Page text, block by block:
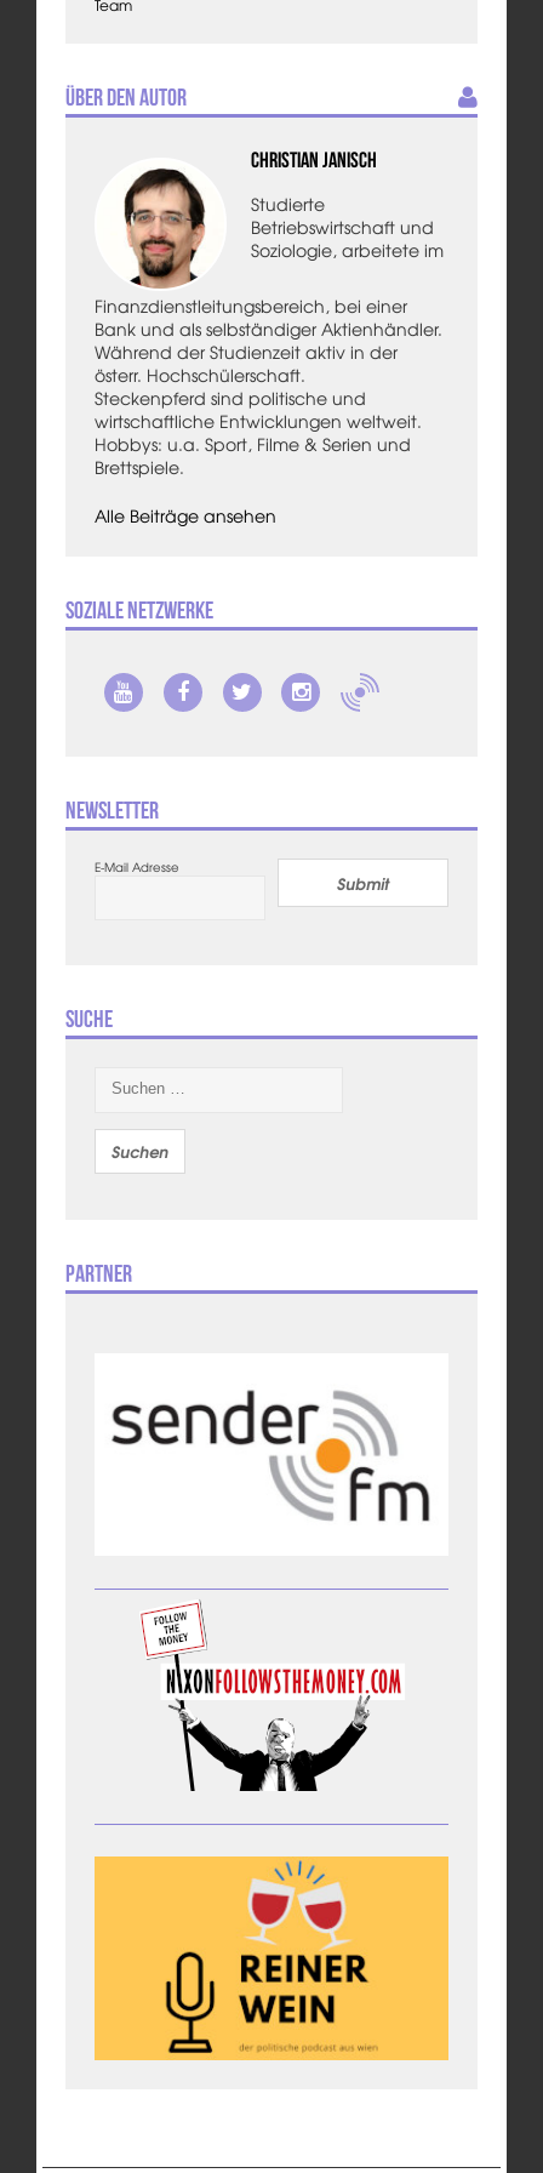
Team
Über den Autor
Christian Janisch
Studierte
Betriebswirtschaft und
Soziologie, arbeitete im
Finanzdienstleitungsbereich, bei einer
Bank und als selbständiger Aktienhändler.
Während der Studienzeit aktiv in der
österr. Hochschülerschaft.
Steckenpferd sind politische und
wirtschaftliche Entwicklungen weltweit.
Hobbys: u.a. Sport, Filme & Serien und
Brettspiele.
Alle Beiträge ansehen
Soziale Netzwerke
Newsletter
E-Mail Adresse
Submit
Suche
nach:
Partner